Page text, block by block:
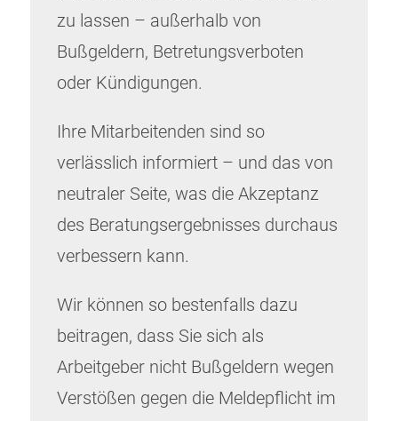
zu lassen – außerhalb von
Bußgeldern, Betretungsverboten
oder Kündigungen.
Ihre Mitarbeitenden sind so
verlässlich informiert – und das von
neutraler Seite, was die Akzeptanz
des Beratungsergebnisses durchaus
verbessern kann.
Wir können so bestenfalls dazu
beitragen, dass Sie sich als
Arbeitgeber nicht Bußgeldern wegen
Verstößen gegen die Meldepflicht im